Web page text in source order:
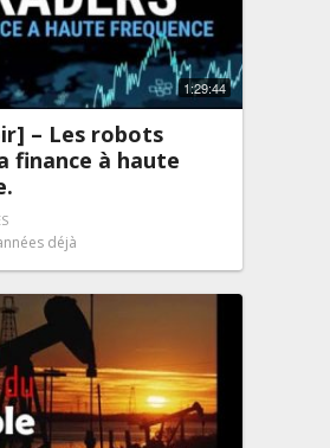
1:29:44
– Les robots
finance à haute
déjà